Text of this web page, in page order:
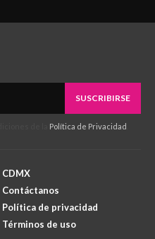
SUSCRIBIRSE
Política de Privacidad
CDMX
Contáctanos
Política de privacidad
Términos de uso